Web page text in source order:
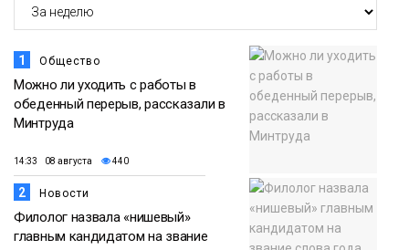
1 Общество
Можно ли уходить с работы в
обеденный перерыв, рассказали в
Минтруда
14:33 08 августа 440
2 Новости
Филолог назвала «нишевый»
главным кандидатом на звание